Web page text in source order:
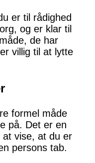
er til rådighed
og er klar til
de har
villig til at lytte
formel måde
på. Det er en
at vise, at du er
persons tab.